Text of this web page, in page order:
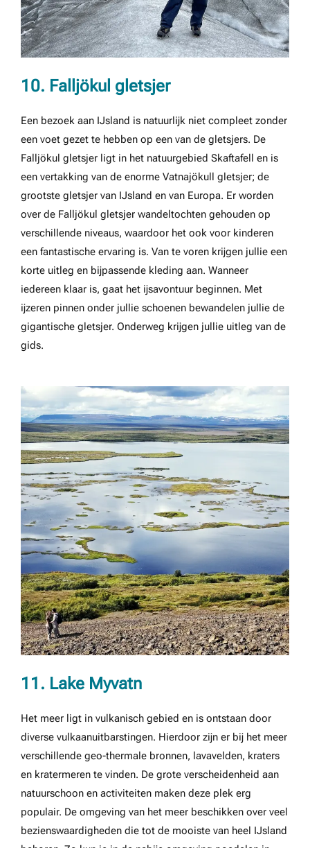
10. Falljökul gletsjer
Een bezoek aan IJsland is natuurlijk niet compleet zonder
een voet gezet te hebben op een van de gletsjers. De
Falljökul gletsjer ligt in het natuurgebied Skaftafell en is
een vertakking van de enorme Vatnajökull gletsjer; de
grootste gletsjer van IJsland en van Europa. Er worden
over de Falljökul gletsjer wandeltochten gehouden op
verschillende niveaus, waardoor het ook voor kinderen
een fantastische ervaring is. Van te voren krijgen jullie een
korte uitleg en bijpassende kleding aan. Wanneer
iedereen klaar is, gaat het ijsavontuur beginnen. Met
ijzeren pinnen onder jullie schoenen bewandelen jullie de
gigantische gletsjer. Onderweg krijgen jullie uitleg van de
gids.
11. Lake Myvatn
Het meer ligt in vulkanisch gebied en is ontstaan door
diverse vulkaanuitbarstingen. Hierdoor zijn er bij het meer
verschillende geo-thermale bronnen, lavavelden, kraters
en kratermeren te vinden. De grote verscheidenheid aan
natuurschoon en activiteiten maken deze plek erg
populair. De omgeving van het meer beschikken over veel
bezienswaardigheden die tot de mooiste van heel IJsland